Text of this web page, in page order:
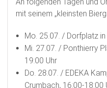
mit seinem „kleinsten
Mo. 25.07. / Dorfplatz
Mi. 27.07. / Ponthierry
19:00 Uhr
Do. 28.07. / EDEKA
Crumbach, 16:00-18:00